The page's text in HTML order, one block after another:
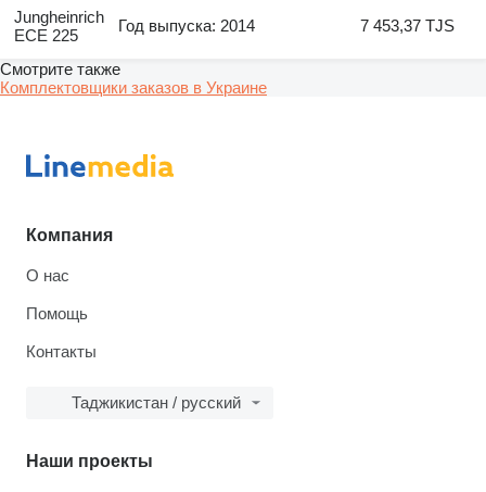
Jungheinrich
ECE 225
Год выпуска: 2014 7 453,37 TJS
Смотрите также
Комплектовщики заказов в Украине
Компания
О нас
Помощь
Контакты
Таджикистан / русский
Наши проекты